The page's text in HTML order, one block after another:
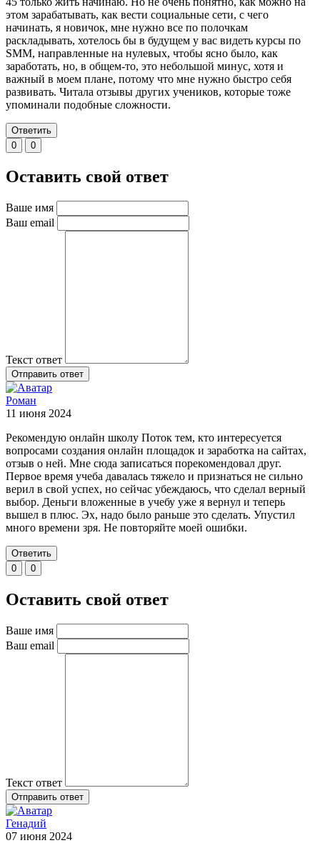
этом зарабатывать, как вести социальные сети, с чего
начинать, я новичок, мне нужно все по полочкам
раскладывать, хотелось бы в будущем у вас видеть курсы по
SMM, направленные на нулевых, чтобы ясно было, как
заработать, но, в общем-то, это небольшой минус, хотя и
важный в моем плане, потому что мне нужно быстро себя
развивать. Читала отзывы других учеников, которые тоже
упоминали подобные сложности.
Ответить
0
0
Оставить свой ответ
Ваше имя
Ваш email
Текст ответ
Отправить ответ
Роман
11 июня 2024
Рекомендую онлайн школу Поток тем, кто интересуется
вопросами создания онлайн площадок и заработка на сайтах,
отзыв о ней. Мне сюда записаться порекомендовал друг.
Первое время учеба давалась тяжело и признаться не сильно
верил в свой успех, но сейчас убеждаюсь, что сделал верный
выбор. Деньги вложенные в учебу уже я вернул и теперь
вышел в плюс. Эх, надо было раньше это сделать. Упустил
много времени зря. Не повторяйте моей ошибки.
Ответить
0
0
Оставить свой ответ
Ваше имя
Ваш email
Текст ответ
Отправить ответ
Генадий
07 июня 2024